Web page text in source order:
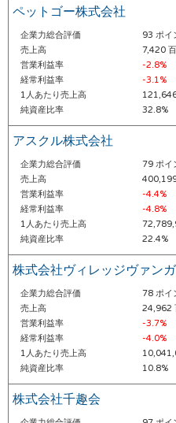
ペットゴー株式会社
企業力総合評価
93 ポイ
売上高
7,420
営業利益率
-2.8%
経常利益率
-3.1%
1人あたり売上高
純資産比率
32.8%
アスクル株式会社
企業力総合評価
79 ポイ
売上高
営業利益率
-4.4%
経常利益率
-4.8%
1人あたり売上高
純資産比率
22.4%
株式会社ヴィレッジヴァン
企業力総合評価
78 ポイ
売上高
24,962
営業利益率
-3.7%
経常利益率
-4.0%
1人あたり売上高
純資産比率
10.8%
株式会社千趣会